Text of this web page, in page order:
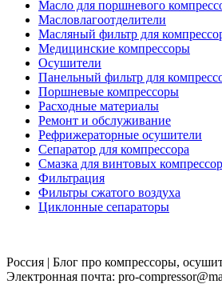
Масло для поршневого
Масловлагоотделители
Масляный фильтр для
Медицинские компрессоры
Осушители
Панельный фильтр для
Поршневые компрессоры
Расходные материалы
Ремонт и обслуживание
Рефрижераторные осушители
Сепаратор для компрессора
Смазка для винтовых
Фильтрация
Фильтры сжатого воздуха
Циклонные сепараторы
Россия | Блог про компрессоры,
Электронная почта: pro-